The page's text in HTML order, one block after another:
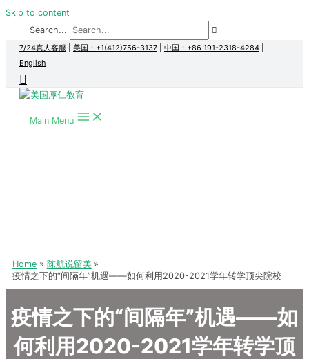
Skip to content
Search...
7/24真人客服 美国：+1(412)756-3137 中国：+86 191-2318-4284
English
Main Menu
Home
陈航说留美
疫情之下的“间隔年”机遇——如何利用2020-2021学年转学顶尖院校
疫情之下的“间隔年”机遇——如
何利用2020-2021学年转学顶